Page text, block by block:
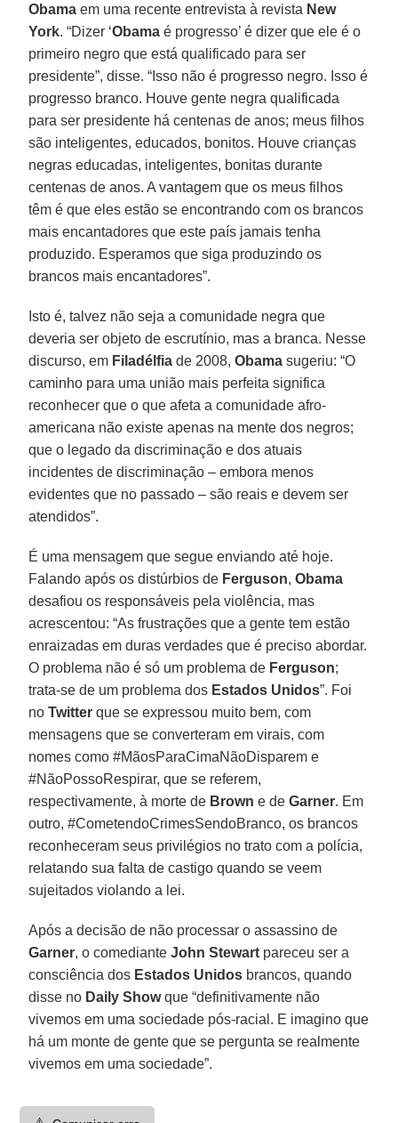
Obama em uma recente entrevista à revista New
York. “Dizer ‘Obama é progresso’ é dizer que ele é o
primeiro negro que está qualificado para ser
presidente”, disse. “Isso não é progresso negro. Isso é
progresso branco. Houve gente negra qualificada
para ser presidente há centenas de anos; meus filhos
são inteligentes, educados, bonitos. Houve crianças
negras educadas, inteligentes, bonitas durante
centenas de anos. A vantagem que os meus filhos
têm é que eles estão se encontrando com os brancos
mais encantadores que este país jamais tenha
produzido. Esperamos que siga produzindo os
brancos mais encantadores”.
Isto é, talvez não seja a comunidade negra que
deveria ser objeto de escrutínio, mas a branca. Nesse
discurso, em Filadélfia de 2008,Obama sugeriu: “O
caminho para uma união mais perfeita significa
reconhecer que o que afeta a comunidade afro-
americana não existe apenas na mente dos negros;
que o legado da discriminação e dos atuais
incidentes de discriminação – embora menos
evidentes que no passado – são reais e devem ser
atendidos”.
É uma mensagem que segue enviando até hoje.
Falando após os distúrbios de Ferguson,Obama
desafiou os responsáveis pela violência, mas
acrescentou: “As frustrações que a gente tem estão
enraizadas em duras verdades que é preciso abordar.
O problema não é só um problema de Ferguson;
trata-se de um problema dos Estados Unidos”. Foi
noTwitter que se expressou muito bem, com
mensagens que se converteram em virais, com
nomes como #MãosParaCimaNãoDisparem e
#NãoPossoRespirar, que se referem,
respectivamente, à morte de Brown e deGarner. Em
outro, #CometendoCrimesSendoBranco, os brancos
reconheceram seus privilégios no trato com a polícia,
relatando sua falta de castigo quando se veem
sujeitados violando a lei.
Após a decisão de não processar o assassino de
Garner, o comedianteJohn Stewart pareceu ser a
consciência dos Estados Unidos brancos, quando
disse no Daily Showque “definitivamente não
vivemos em uma sociedade pós-racial. E imagino que
há um monte de gente que se pergunta se realmente
vivemos em uma sociedade”.